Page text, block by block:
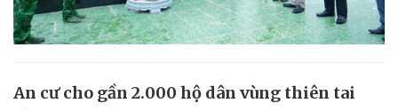
An cư cho gần 2.000 hộ dân vùng thiên tai